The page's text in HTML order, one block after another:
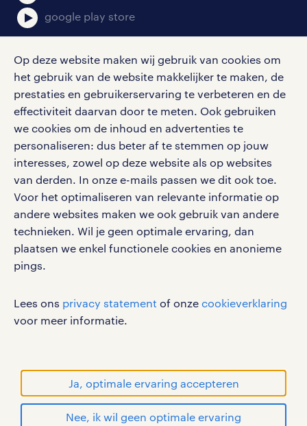
Op deze website maken wij gebruik van cookies om
het gebruik van de website makkelijker te maken, de
prestaties en gebruikerservaring te verbeteren en de
effectiviteit daarvan door te meten. Ook gebruiken
we cookies om de inhoud en advertenties te
personaliseren: dus beter af te stemmen op jouw
interesses, zowel op deze website als op websites
van derden. In onze e-mails passen we dit ook toe.
Voor het optimaliseren van relevante informatie op
andere websites maken we ook gebruik van andere
technieken. Wil je geen optimale ervaring, dan
plaatsen we enkel functionele cookies en anonieme
pings.
Lees ons privacy statement of onze cookieverklaring
voor meer informatie.
Ja, optimale ervaring accepteren
Nee, ik wil geen optimale ervaring
google play store
social media
Volg ons voor de leukste content omtrent
vacatures, solliciteren en inspiratie.
werken bij randstad
gebruikersvoorwaarden
privacystatement
cookies
handelsmerken van Randstad N.V.
© Randstad 2026